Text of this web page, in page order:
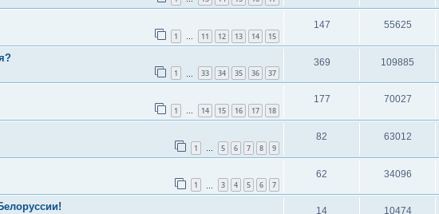
1 … 11 12 13 14 15
147 55625
1 33 34 35 36 37
369 109885
1 … 14 15 16 17 18
177 70027
1 … 5 6 7 8 9
82 63012
1 3 4 5 6 7
62 34096
14 10474